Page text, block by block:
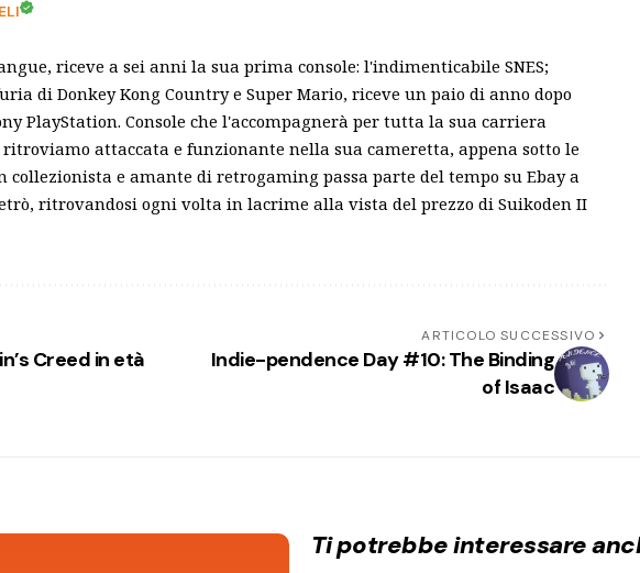
riceve a sei anni la sua prima console: l'indimenticabile SNES;
di Donkey Kong Country e Super Mario, riceve un paio di anno dopo
PlayStation. Console che l'accompagnerà per tutta la sua carriera
attaccata e funzionante nella sua cameretta, appena sotto le
collezionista e amante di retrogaming passa parte del tempo su Ebay a
ritrovandosi ogni volta in lacrime alla vista del prezzo di Suikoden II
Creed in età
ARTICOLO SUCCESSIVO
Indie-pendence Day #10: The Binding
of Isaac
Ti potrebbe interessare